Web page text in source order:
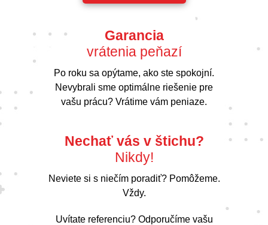
Garancia
vrátenia peňazí
Po roku sa opýtame, ako ste spokojní.
Nevybrali sme optimálne riešenie pre
vašu prácu? Vrátime vám peniaze.
Nechať vás v štichu?
Nikdy!
Neviete si s niečím poradiť? Pomôžeme.
Vždy.
Uvítate referenciu? Odporučíme vašu